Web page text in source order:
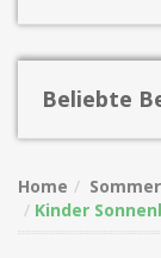
Beliebte
Home Sommer
Kinder